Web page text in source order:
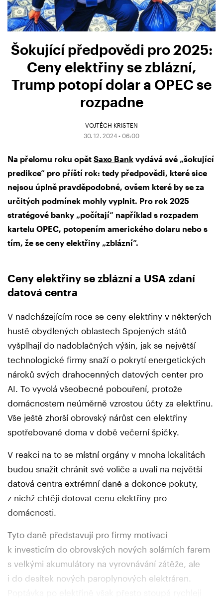
Šokující předpovědi pro 2025:
Ceny elektřiny se zblázní,
Trump potopí dolar a OPEC se
rozpadne
VOJTĚCH KRISTEN
30. 12. 2024 • 06:00
Na přelomu roku opět Saxo Bank vydává své „šokující
predikce“ pro příští rok: tedy předpovědi, které sice
nejsou úplně pravděpodobné, ovšem které by se za
určitých podmínek mohly vyplnit. Pro rok 2025
stratégové banky „počítají“ například s rozpadem
kartelu OPEC, potopením amerického dolaru nebo s
tím, že se ceny elektřiny „zblázní“.
Ceny elektřiny se zblázní a USA zdaní
datová centra
V nadcházejícím roce se ceny elektřiny v některých
hustě obydlených oblastech Spojených států
vyšplhají do nadoblačných výšin, jak se největší
technologické firmy snaží o pokrytí energetických
nároků svých drahocenných datových center pro
AI. To vyvolá všeobecné pobouření, protože
domácnostem neúměrně vzrostou účty za elektřinu.
Vše ještě zhorší obrovský nárůst cen elektřiny
spotřebované doma v době večerní špičky.
V reakci na to se místní orgány v mnoha lokalitách
budou snažit chránit své voliče a uvalí na největší
datová centra extrémní daně a dokonce pokuty,
z nichž chtějí dotovat cenu elektřiny pro
domácnosti.
Tyto daně představují pro firmy motivaci
k investicím do obrovských nových solárních farem
s velkými akumulátory na vyrovnávání zátěže, ale
i do desítek nových paroplynových elektráren.